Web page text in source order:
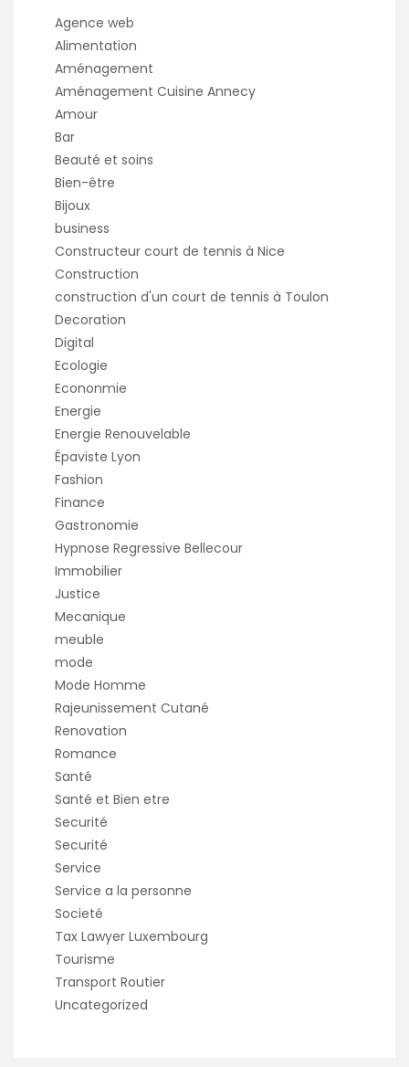
Agence web
Alimentation
Aménagement
Aménagement Cuisine Annecy
Amour
Bar
Beauté et soins
Bien-être
Bijoux
business
Constructeur court de tennis à Nice
Construction
construction d'un court de tennis à Toulon
Decoration
Digital
Ecologie
Econonmie
Energie
Energie Renouvelable
Épaviste Lyon
Fashion
Finance
Gastronomie
Hypnose Regressive Bellecour
Immobilier
Justice
Mecanique
meuble
mode
Mode Homme
Rajeunissement Cutané
Renovation
Romance
Santé
Santé et Bien etre
Securité
Securité
Service
Service a la personne
Societé
Tax Lawyer Luxembourg
Tourisme
Transport Routier
Uncategorized